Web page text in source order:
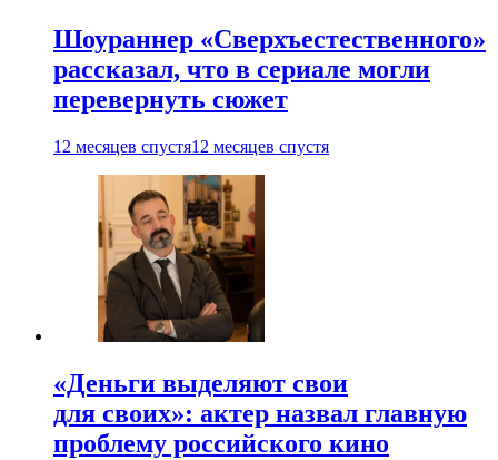
Шоураннер «Сверхъестественного»
рассказал, что в сериале могли
перевернуть сюжет
12 месяцев спустя12 месяцев спустя
«Деньги выделяют свои
для своих»: актер назвал главную
проблему российского кино